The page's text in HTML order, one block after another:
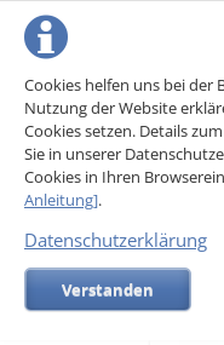
Cookies helfen uns bei der
Nutzung der Website
Cookies setzen. Details
Sie in unserer
Cookies in Ihren
Anleitung].
Datenschutzerklärung
Verstanden